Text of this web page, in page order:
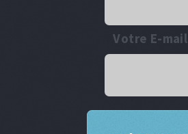
Votre E-mail